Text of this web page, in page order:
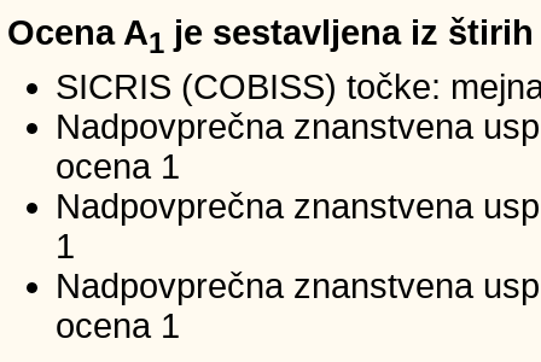
Ocena A1 je sestavljena iz
SICRIS (COBISS) točke:
Nadpovprečna znanstvena
ocena 1
Nadpovprečna znanstvena
1
Nadpovprečna znanstvena
ocena 1